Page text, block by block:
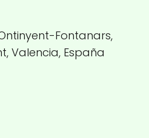
Fontanars,
Valencia, España